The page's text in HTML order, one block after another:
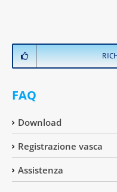
FAQ
Download
Registrazione vasca
Assistenza